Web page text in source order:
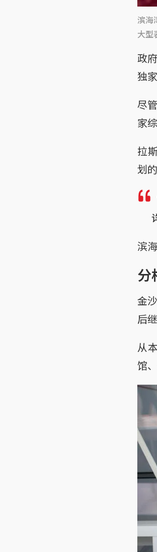
滨海
大型
政
独
尽
家
拉
划
滨
分
金
后
从
馆